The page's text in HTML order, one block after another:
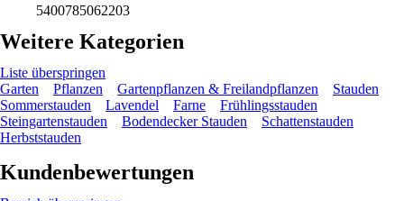
5400785062203
Weitere Kategorien
Liste überspringen
Garten
Pflanzen Gartenpflanzen & Freilandpflanzen
Stauden
Sommerstauden
Lavendel Farne
Frühlingsstauden
Steingartenstauden
Bodendecker Stauden
Schattenstauden
Herbststauden
Kundenbewertungen